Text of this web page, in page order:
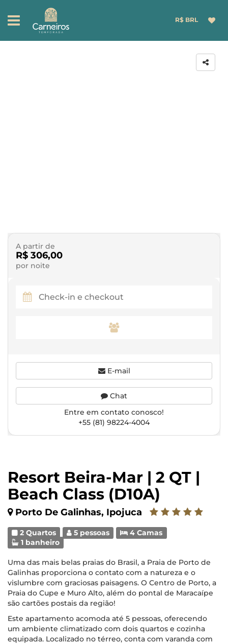
R$ BRL
Resort Beira-Mar | 2 QT |
Beach Class (D10A)
Porto De Galinhas, Ipojuca
2 Quartos 5 pessoas
4 Camas
1 banheiro
Uma das mais belas praias do Brasil, a Praia de Porto de
Galinhas proporciona o contato com a natureza e o
vislumbre com graciosas paisagens. O Centro de Porto, a
Praia do Cupe e Muro Alto, além do pontal de Maracaípe
são cartões postais da região!
Este apartamento acomoda até 5 pessoas, oferecendo
um ambiente climatizado com dois quartos e cozinha
equipada. Localizado no térreo, conta com varanda com
A partir de
R$ 306,00
por noite
E-mail
Chat
Entre em contato conosco!
+55 (81) 98224-4004